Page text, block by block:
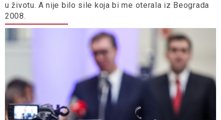
u životu. A nije bilo sile koja bi me oterala iz Beograda
2008.